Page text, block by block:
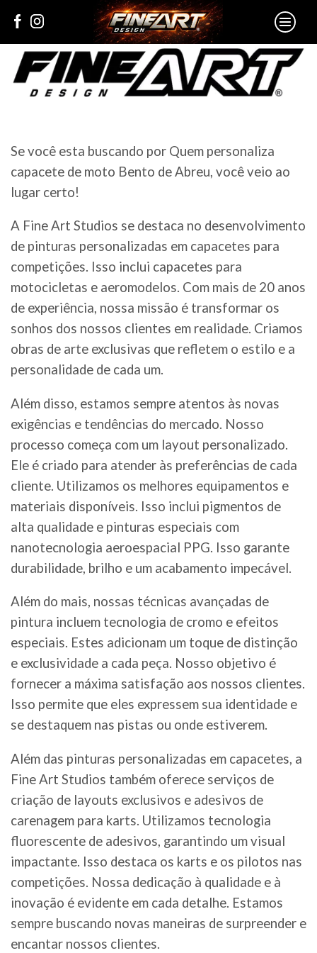
Se você esta buscando por Quem personaliza
capacete de moto Bento de Abreu, você veio ao
lugar certo!
A Fine Art Studios se destaca no desenvolvimento
de pinturas personalizadas em capacetes para
competições. Isso inclui capacetes para
motocicletas e aeromodelos. Com mais de 20 anos
de experiência, nossa missão é transformar os
sonhos dos nossos clientes em realidade. Criamos
obras de arte exclusivas que refletem o estilo e a
personalidade de cada um.
Além disso, estamos sempre atentos às novas
exigências e tendências do mercado. Nosso
processo começa com um layout personalizado.
Ele é criado para atender às preferências de cada
cliente. Utilizamos os melhores equipamentos e
materiais disponíveis. Isso inclui pigmentos de
alta qualidade e pinturas especiais com
nanotecnologia aeroespacial PPG. Isso garante
durabilidade, brilho e um acabamento impecável.
Além do mais, nossas técnicas avançadas de
pintura incluem tecnologia de cromo e efeitos
especiais. Estes adicionam um toque de distinção
e exclusividade a cada peça. Nosso objetivo é
fornecer a máxima satisfação aos nossos clientes.
Isso permite que eles expressem sua identidade e
se destaquem nas pistas ou onde estiverem.
Além das pinturas personalizadas em capacetes, a
Fine Art Studios também oferece serviços de
criação de layouts exclusivos e adesivos de
carenagem para karts. Utilizamos tecnologia
fluorescente de adesivos, garantindo um visual
impactante. Isso destaca os karts e os pilotos nas
competições. Nossa dedicação à qualidade e à
inovação é evidente em cada detalhe. Estamos
sempre buscando novas maneiras de surpreender e
encantar nossos clientes.